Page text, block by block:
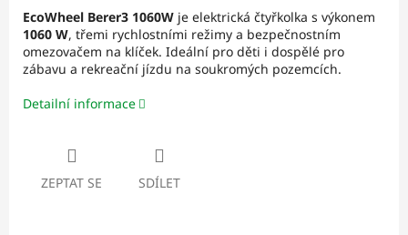
EcoWheel Berer3 1060W je elektrická čtyřkolka s výkonem
1060 W, třemi rychlostními režimy a bezpečnostním
omezovačem na klíček. Ideální pro děti i dospělé pro
zábavu a rekreační jízdu na soukromých pozemcích.
Detailní informace
ZEPTAT SE SDÍLET